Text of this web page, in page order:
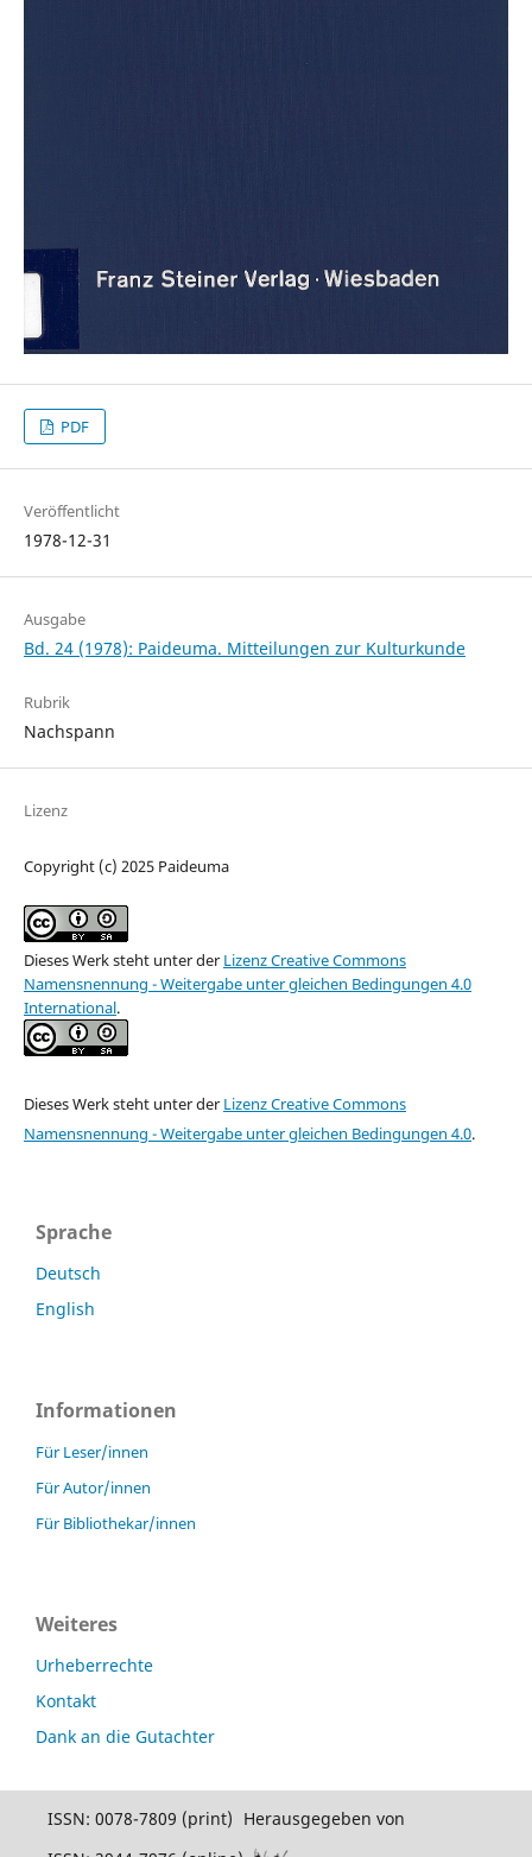
PDF
Veröffentlicht
1978-12-31
Ausgabe
Bd. 24 (1978): Paideuma. Mitteilungen zur Kulturkunde
Rubrik
Nachspann
Lizenz
Copyright (c) 2025 Paideuma
Dieses Werk steht unter der Lizenz Creative Commons
Namensnennung - Weitergabe unter gleichen Bedingungen 4.0
International.
Dieses Werk steht unter der Lizenz Creative Commons
Namensnennung - Weitergabe unter gleichen Bedingungen 4.0.
Sprache
Deutsch
English
Informationen
Für Leser/innen
Für Autor/innen
Für Bibliothekar/innen
Weiteres
Urheberrechte
Kontakt
Dank an die Gutachter
ISSN: 0078-7809 (print) Herausgegeben von